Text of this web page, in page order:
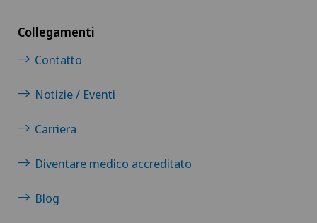
Collegamenti
Contatto
Notizie / Eventi
Carriera
Diventare medico accreditato
Blog